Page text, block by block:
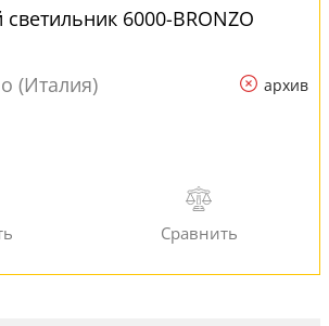
6000-BRONZO
(Италия) архив